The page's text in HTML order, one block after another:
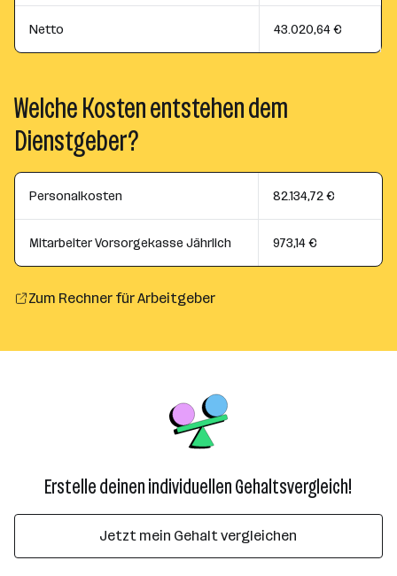
Netto 43.020,64 €
Welche Kosten entstehen dem
Dienstgeber?
Personalkosten 82.134,72 €
Mitarbeiter Vorsorgekasse Jährlich 973,14 €
Zum Rechner für Arbeitgeber
Erstelle deinen individuellen Gehaltsvergleich!
Jetzt mein Gehalt vergleichen